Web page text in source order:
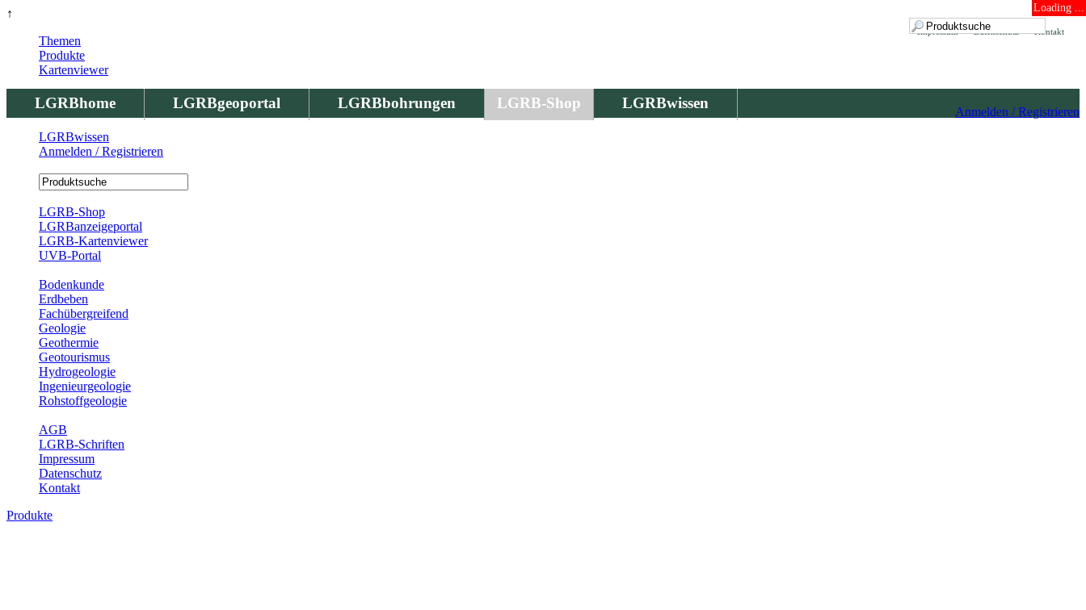
↑ Loading ...
Kontakt
Datenschutz
Impressum
LGRBhome LGRBgeoportal LGRBbohrungen LGRB-Shop LGRBwissen
Anmelden / Registrieren
Themen
Produkte
Kartenviewer
LGRBwissen
Anmelden / Registrieren
LGRB-Shop
LGRBanzeigeportal
LGRB-Kartenviewer
UVB-Portal
Bodenkunde
Erdbeben
Fachübergreifend
Geologie
Geothermie
Geotourismus
Hydrogeologie
Ingenieurgeologie
Rohstoffgeologie
AGB
LGRB-Schriften
Impressum
Datenschutz
Kontakt
Produkte